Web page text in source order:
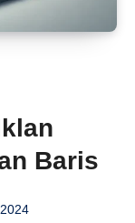
Baris